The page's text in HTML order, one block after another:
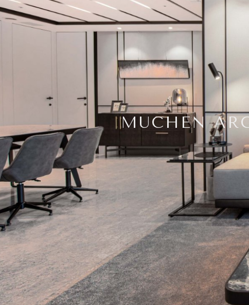
MUCHEN